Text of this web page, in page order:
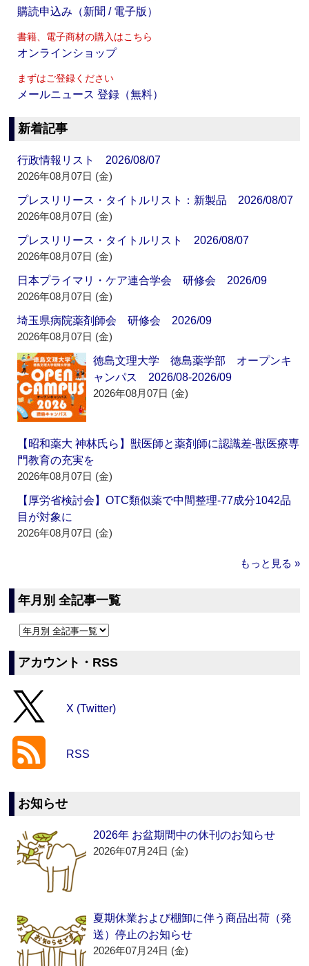
購読申込み（新聞 / 電子版）
書籍、電子商材の購入はこちら
オンラインショップ
まずはご登録ください
メールニュース 登録（無料）
新着記事
行政情報リスト 2026/08/07
2026年08月07日 (金)
プレスリリース・タイトルリスト：新製品 2026/08/07
2026年08月07日 (金)
プレスリリース・タイトルリスト 2026/08/07
2026年08月07日 (金)
日本プライマリ・ケア連合学会 研修会 2026/09
2026年08月07日 (金)
埼玉県病院薬剤師会 研修会 2026/09
2026年08月07日 (金)
徳島文理大学 徳島薬学部 オープンキ
ャンパス 2026/08-2026/09
2026年08月07日 (金)
【昭和薬大 神林氏ら】獣医師と薬剤師に認識差‐獣医療専
門教育の充実を
2026年08月07日 (金)
【厚労省検討会】OTC類似薬で中間整理‐77成分1042品
目が対象に
2026年08月07日 (金)
もっと見る »
年月別 全記事一覧
アカウント・RSS
X (Twitter)
RSS
お知らせ
2026年 お盆期間中の休刊のお知らせ
2026年07月24日 (金)
夏期休業および棚卸に伴う商品出荷（発
送）停止のお知らせ
2026年07月24日 (金)